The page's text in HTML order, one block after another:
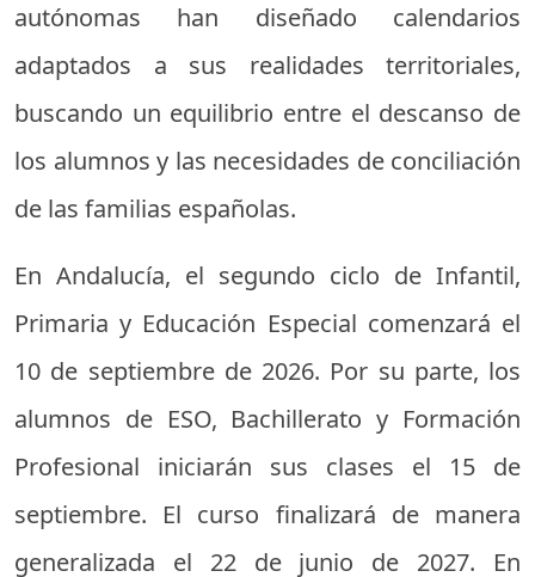
autónomas han diseñado calendarios
adaptados a sus realidades territoriales,
buscando un equilibrio entre el descanso de
los alumnos y las necesidades de conciliación
de las familias españolas.
En Andalucía, el segundo ciclo de Infantil,
Primaria y Educación Especial comenzará el
10 de septiembre de 2026. Por su parte, los
alumnos de ESO, Bachillerato y Formación
Profesional iniciarán sus clases el 15 de
septiembre. El curso finalizará de manera
generalizada el 22 de junio de 2027. En